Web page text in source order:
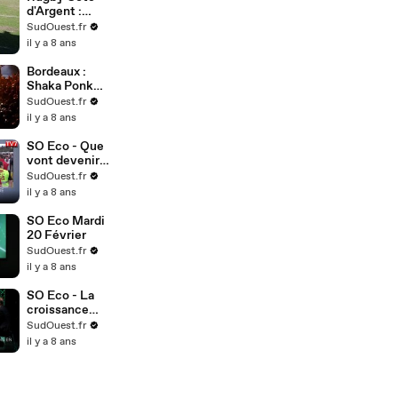
d'Argent :
Pessac -
Stade
ASPTT (10
mars 2018)
SudOuest.fr
il y a 8 ans
Bordeaux :
Shaka Ponk
enflamme
l'Arena
SudOuest.fr
il y a 8 ans
SO Eco - Que
vont devenir
les 910
salariés de
Blanquefort
SudOuest.fr
il y a 8 ans
SO Eco Mardi
20 Février
SudOuest.fr
il y a 8 ans
SO Eco - La
croissance
bleue
SudOuest.fr
il y a 8 ans